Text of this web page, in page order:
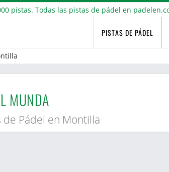
PISTAS DE PÁDEL
MUNDA
de Pádel en Montilla